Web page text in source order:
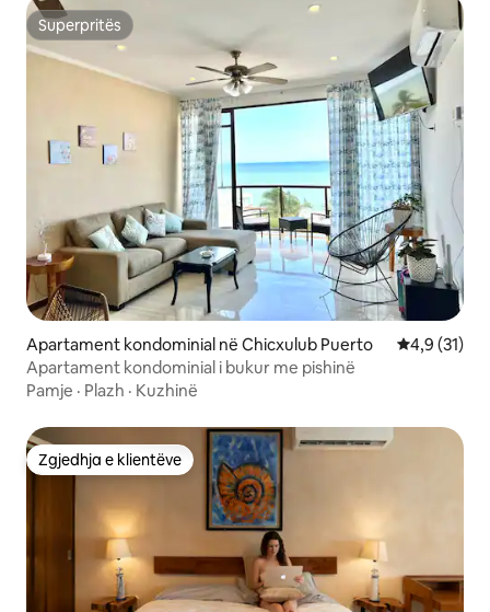
Superpritës
Superpritës
Apartament kondominial në Chicxulub Puerto Vlerësimi
4,9 (31)
Apartament kondominial i bukur me pishinë
Pamje · Plazh · Kuzhinë
Zgjedhja e klientëve
Zgjedhja e klientëve